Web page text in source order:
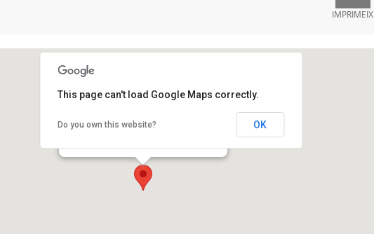
IMPRIMEIX
Castelltallat
This page can't load Google Maps correctly.
Do you own this website? OK